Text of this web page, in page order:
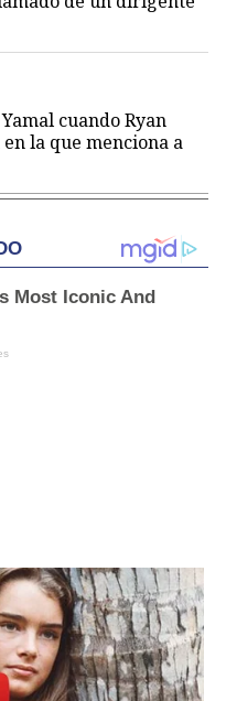
cuando Ryan
la que menciona a